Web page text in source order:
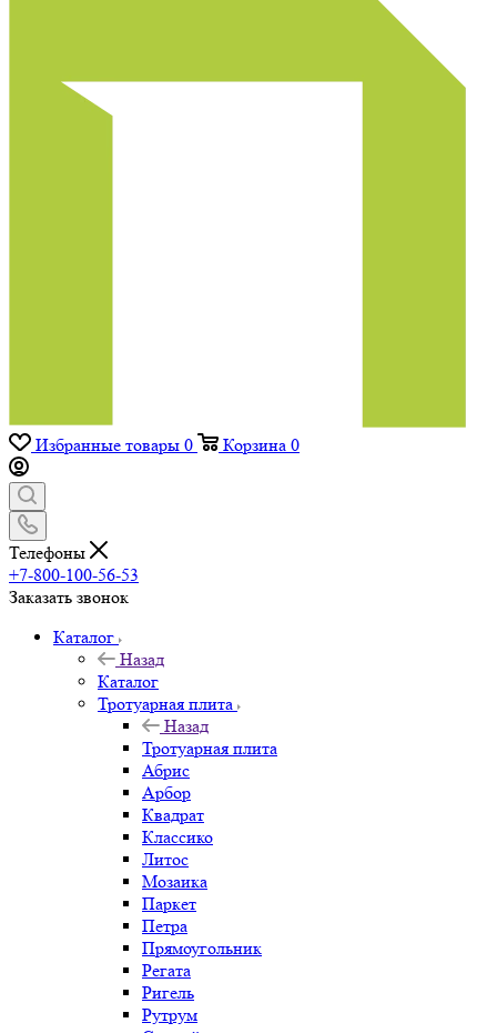
Избранные товары 0 Корзина 0
Телефоны
+7-800-100-56-53
Заказать звонок
Каталог
Назад
Каталог
Тротуарная плита
Назад
Тротуарная плита
Абрис
Арбор
Квадрат
Классико
Литос
Мозаика
Паркет
Петра
Прямоугольник
Регата
Ригель
Рутрум